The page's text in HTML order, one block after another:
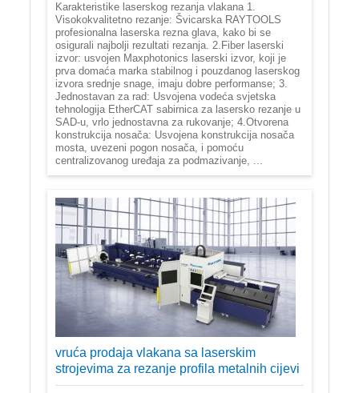
Karakteristike laserskog rezanja vlakana 1.
Visokokvalitetno rezanje: Švicarska RAYTOOLS
profesionalna laserska rezna glava, kako bi se
osigurali najbolji rezultati rezanja. 2.Fiber laserski
izvor: usvojen Maxphotonics laserski izvor, koji je
prva domaća marka stabilnog i pouzdanog laserskog
izvora srednje snage, imaju dobre performanse; 3.
Jednostavan za rad: Usvojena vodeća svjetska
tehnologija EtherCAT sabirnica za lasersko rezanje u
SAD-u, vrlo jednostavna za rukovanje; 4.Otvorena
konstrukcija nosača: Usvojena konstrukcija nosača
mosta, uvezeni pogon nosača, i pomoću
centralizovanog uređaja za podmazivanje, ...
vruća prodaja vlakana sa laserskim
strojevima za rezanje profila metalnih cijevi